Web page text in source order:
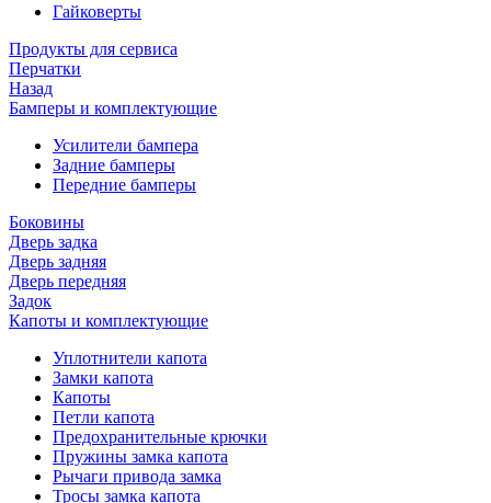
Гайковерты
Продукты для сервиса
Перчатки
Назад
Бамперы и комплектующие
Усилители бампера
Задние бамперы
Передние бамперы
Боковины
Дверь задка
Дверь задняя
Дверь передняя
Задок
Капоты и комплектующие
Уплотнители капота
Замки капота
Капоты
Петли капота
Предохранительные крючки
Пружины замка капота
Рычаги привода замка
Тросы замка капота